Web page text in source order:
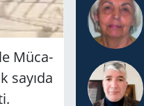
Mü­ca­
sa­yı­da